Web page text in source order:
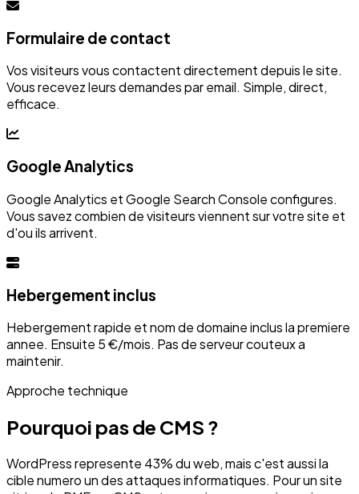
Formulaire de contact
Vos visiteurs vous contactent directement depuis le site.
Vous recevez leurs demandes par email. Simple, direct,
efficace.
Google Analytics
Google Analytics et Google Search Console configures.
Vous savez combien de visiteurs viennent sur votre site et
d'ou ils arrivent.
Hebergement inclus
Hebergement rapide et nom de domaine inclus la premiere
annee. Ensuite 5 €/mois. Pas de serveur couteux a
maintenir.
Approche technique
Pourquoi pas de CMS ?
WordPress represente 43% du web, mais c'est aussi la
cible numero un des attaques informatiques. Pour un site